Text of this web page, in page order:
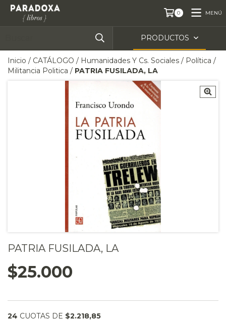
0 MENÚ
PRODUCTOS
Inicio / CATÁLOGO / Humanidades Y Cs. Sociales / Política /
Militancia Politica / PATRIA FUSILADA, LA
PATRIA FUSILADA, LA
$25.000
24 CUOTAS DE $2.218,85